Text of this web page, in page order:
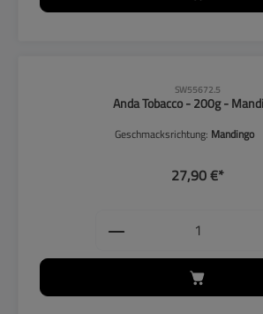
SW55672.5
Anda Tobacco - 200g -
Geschmacksrichtung: Mandingo
27,90 €*
Produkt Anzahl: